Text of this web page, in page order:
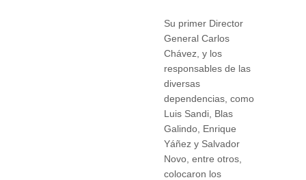
Su primer Director
General Carlos
Chávez, y los
responsables de las
diversas
dependencias, como
Luis Sandi, Blas
Galindo, Enrique
Yáñez y Salvador
Novo, entre otros,
colocaron los